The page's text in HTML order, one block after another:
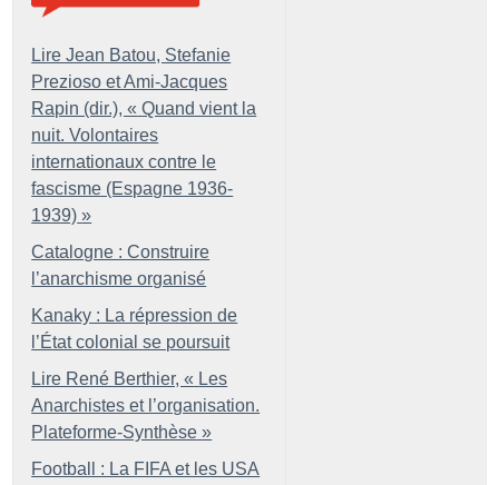
Lire Jean Batou, Stefanie
Prezioso et Ami-Jacques
Rapin (dir.), « Quand vient la
nuit. Volontaires
internationaux contre le
fascisme (Espagne 1936-
1939) »
Catalogne : Construire
l’anarchisme organisé
Kanaky : La répression de
l’État colonial se poursuit
Lire René Berthier, « Les
Anarchistes et l’organisation.
Plateforme-Synthèse »
Football : La FIFA et les USA